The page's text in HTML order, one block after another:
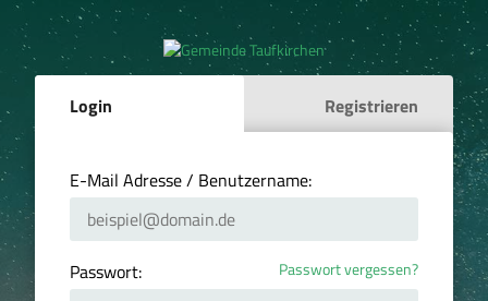
Login Registrieren
E-Mail Adresse / Benutzername:
Passwort: Passwort vergessen?